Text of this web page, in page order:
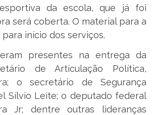
da escola, que já foi
será coberta. O material para a
início dos serviços.
presentes na entrega da
de Articulação Política,
o secretário de Segurança
Sílvio Leite; o deputado federal
Jr; dentre outras lideranças